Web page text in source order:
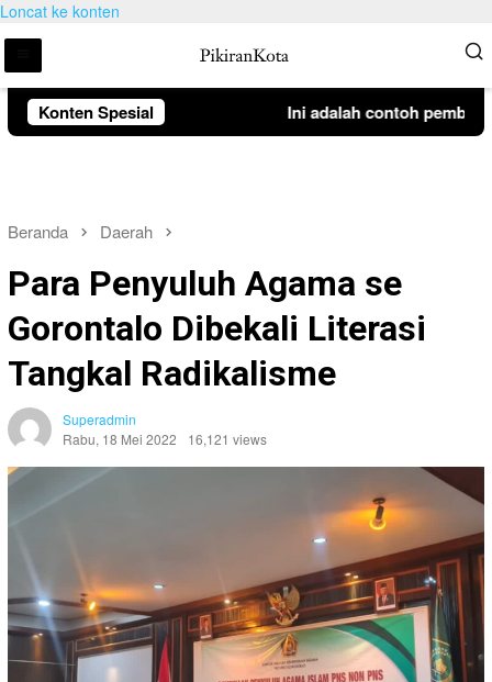
Loncat ke konten
Konten Spesial Ini adalah contoh
Beranda Daerah
Para Penyuluh Agama se
Gorontalo Dibekali Literasi
Tangkal Radikalisme
Superadmin
Rabu, 18 Mei 2022
16,121 views